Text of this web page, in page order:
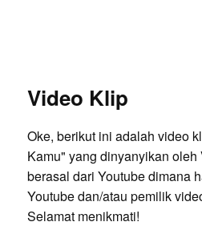
Video Klip
Oke, berikut ini adalah video
Kamu" yang dinyanyikan
berasal dari Youtube dimana
Youtube dan/atau pemilik
Selamat menikmati!